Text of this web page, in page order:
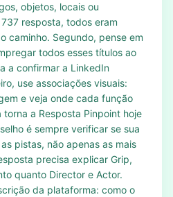
objetos, locais ou
resposta, todos eram
caminho. Segundo, pense em
todos esses títulos ao
a confirmar a LinkedIn
use associações visuais:
e veja onde cada função
torna a Resposta Pinpoint hoje
é sempre verificar se sua
pistas, não apenas as mais
precisa explicar Grip,
quanto Director e Actor.
da plataforma: como o